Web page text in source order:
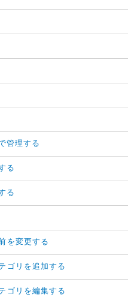
管理する
る
る
を変更する
ゴリを追加する
ゴリを編集する